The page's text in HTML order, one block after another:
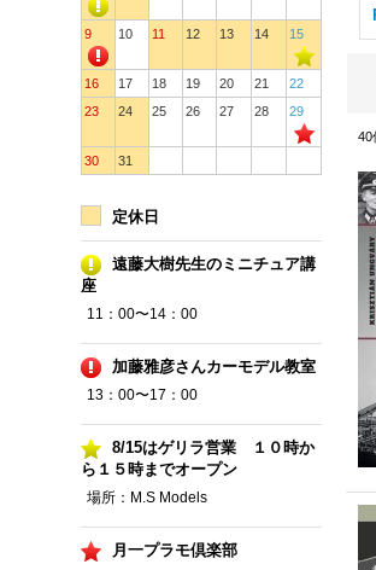
9 10 11 12 13 14 15
16 17 18 19 20 21
22
23
24 25 26 27 28 29
30 31
定休日
遠藤大樹先生のミニチュア講
座
11：00〜14：00
加藤雅彦さんカーモデル教室
13：00〜17：00
8/15はゲリラ営業 １０時か
ら１５時までオープン
場所：M.S Models
月一プラモ倶楽部
40